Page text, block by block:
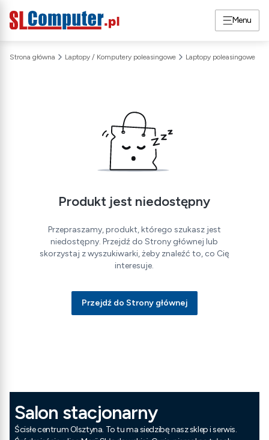
Menu
Strona główna Laptopy / Komputery poleasingowe Laptopy poleasingowe
Produkt jest niedostępny
Przepraszamy, produkt, którego szukasz jest
niedostępny. Przejdź do Strony głównej lub
skorzystaj z wyszukiwarki, żeby znaleźć to, co Cię
interesuje.
Przejdź do Strony głównej
Salon stacjonarny
Ścisłe centrum Olsztyna. To tu ma siedzibę nasz sklep i serwis.